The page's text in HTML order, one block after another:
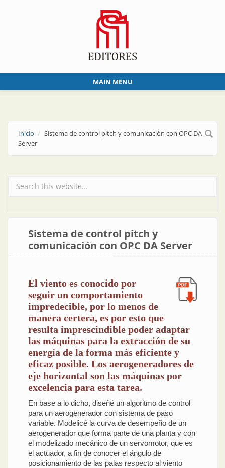
MAIN MENU
Inicio
Sistema de control pitch y comunicación con OPC DA
Server
Formulario de búsqueda
Sistema de control pitch y
comunicación con OPC DA Server
El viento es conocido por
seguir un comportamiento
impredecible, por lo menos de
manera certera, es por esto que
resulta imprescindible poder adaptar
las máquinas para la extracción de su
energía de la forma más eficiente y
eficaz posible. Los aerogeneradores de
eje horizontal son las máquinas por
excelencia para esta tarea.
En base a lo dicho, diseñé un algoritmo de control
para un aerogenerador con sistema de paso
variable. Modelicé la curva de desempeño de un
aerogenerador que forma parte de una planta y con
el modelizado mecánico de un servomotor, que es
el actuador, a fin de conocer el ángulo de
posicionamiento de las palas respecto al viento